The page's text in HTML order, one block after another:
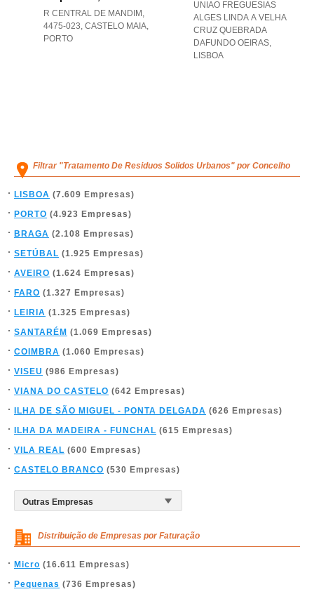
R CENTRAL DE MANDIM,
4475-023, CASTELO MAIA,
PORTO
UNIAO FREGUESIAS
ALGES LINDA A VELHA
CRUZ QUEBRADA
DAFUNDO OEIRAS,
LISBOA
Filtrar "Tratamento De Residuos Solidos Urbanos" por Concelho
LISBOA (7.609 Empresas)
PORTO (4.923 Empresas)
BRAGA (2.108 Empresas)
SETÚBAL (1.925 Empresas)
AVEIRO (1.624 Empresas)
FARO (1.327 Empresas)
LEIRIA (1.325 Empresas)
SANTARÉM (1.069 Empresas)
COIMBRA (1.060 Empresas)
VISEU (986 Empresas)
VIANA DO CASTELO (642 Empresas)
ILHA DE SÃO MIGUEL - PONTA DELGADA (626 Empresas)
ILHA DA MADEIRA - FUNCHAL (615 Empresas)
VILA REAL (600 Empresas)
CASTELO BRANCO (530 Empresas)
Distribuição de Empresas por Faturação
Micro (16.611 Empresas)
Pequenas (736 Empresas)